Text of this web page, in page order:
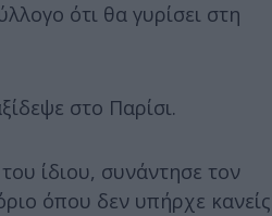
ότι θα γυρίσει στη
στο Παρίσι.
ίδιου, συνάντησε τον
όπου δεν υπήρχε κανείς